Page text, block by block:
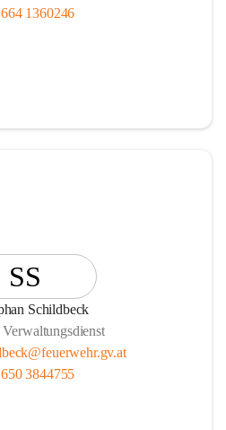
1360246
SS
Schildbeck
3844755